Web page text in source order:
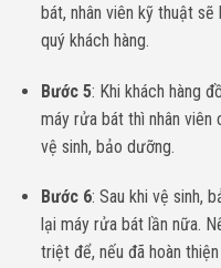
bát, nhân viên kỹ thuật
quý khách hàng.
Bước 5: Khi khách hàng
máy rửa bát thì nhân viên
vệ sinh, bảo dưỡng.
Bước 6: Sau khi vệ sinh,
lại máy rửa bát lần nữa.
triệt để, nếu đã hoàn